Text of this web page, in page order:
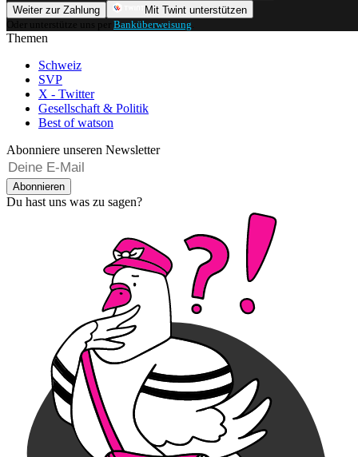
Weiter zur Zahlung
Mit Twint unterstützen
Oder unterstütze uns per Banküberweisung
Themen
Schweiz
SVP
X - Twitter
Gesellschaft & Politik
Best of watson
Abonniere unseren Newsletter
Abonnieren
Du hast uns was zu sagen?